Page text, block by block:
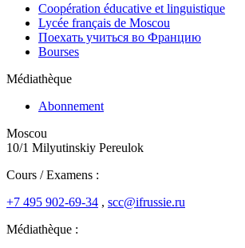
Coopération éducative et linguistique
Lycée français de Moscou
Поехать учиться во Францию
Bourses
Médiathèque
Abonnement
Moscou
10/1 Milyutinskiy Pereulok
Cours / Examens :
+7 495 902-69-34 , scc@ifrussie.ru
Médiathèque :